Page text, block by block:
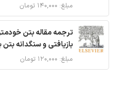
مبلغ: ۱۴۰,۰۰۰ تومان
ترجمه مقاله بتن
بازیافتی و سنگدانه بتن
مبلغ: ۱۲۰,۰۰۰ تومان